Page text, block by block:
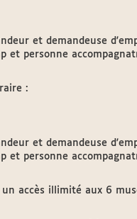
et demandeuse
et personne
:
et demandeuse
et personne
accès illimité aux 6